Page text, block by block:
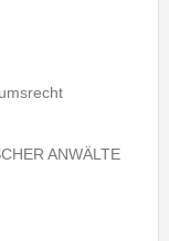
ANWÄLTE